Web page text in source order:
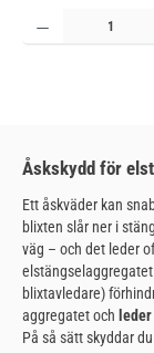
Produktkvantitet: Ange
Åskskydd för
Ett åskväder kan
blixten slår ner i
väg – och det leder
blixtavledare)
aggregatet och
På så sätt skyddar